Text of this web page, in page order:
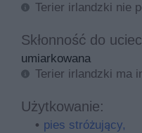
Terier irlandzki nie
Skłonność do
umiarkowana
Terier irlandzki ma
Użytkowanie:
pies stróżujący,